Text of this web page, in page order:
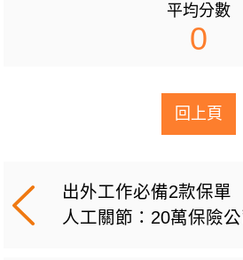
平均分數
0
回上頁
出外工作必備2款保
人工關節：20萬保險